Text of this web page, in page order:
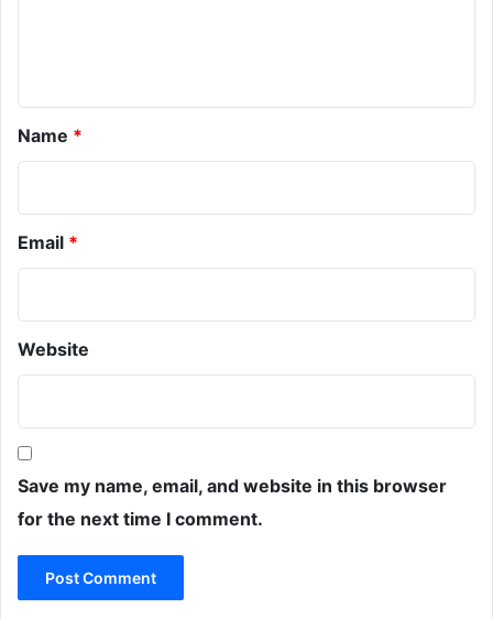
Name *
Email *
Website
Save my name, email, and website in this browser
for the next time I comment.